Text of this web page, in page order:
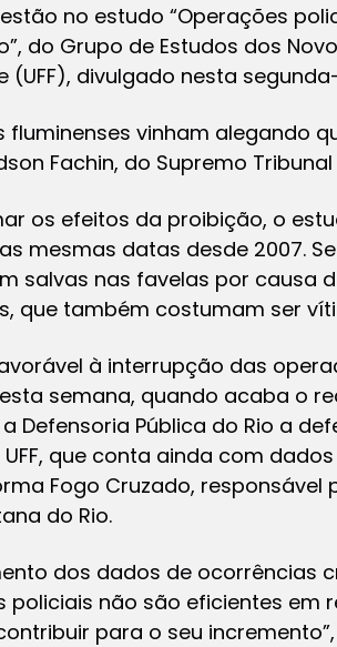
no estudo “Operações
do Grupo de Estudos dos
(UFF), divulgado nesta
fluminenses vinham alegando
Fachin, do Supremo
os efeitos da proibição, o
mesmas datas desde 2007.
salvas nas favelas por causa
que também costumam ser
à interrupção das
semana, quando acaba o
Defensoria Pública do Rio a
que conta ainda com
Fogo Cruzado,
do Rio.
dos dados de ocorrências
policiais não são eficientes em
para o seu